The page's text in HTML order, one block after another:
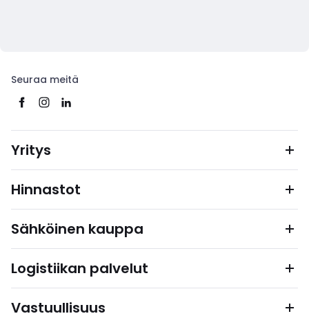
Seuraa meitä
Yritys
Hinnastot
Sähköinen kauppa
Logistiikan palvelut
Vastuullisuus